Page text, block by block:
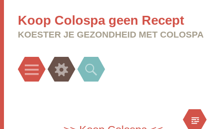
Koop Colospa geen Recept
KOESTER JE GEZONDHEID MET COLOSPA
Menu Widgets Search